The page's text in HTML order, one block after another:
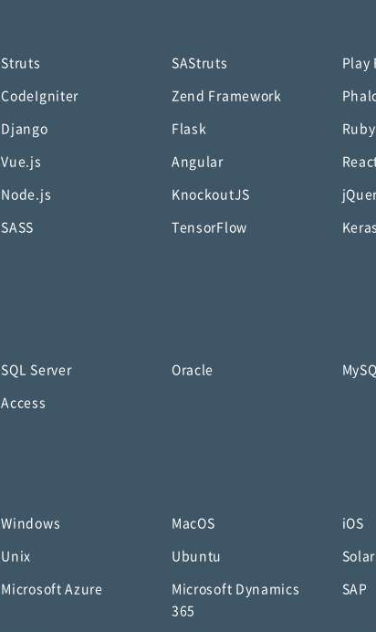
Struts SAStruts Play
CodeIgniter Zend Framework
Django Flask
Vue.js Angular
Node.js KnockoutJS
SASS TensorFlow Keras
SQL Server Oracle
Access
Windows MacOS iOS
Unix Ubuntu
Microsoft Azure
Microsoft Dynamics
365
SAP